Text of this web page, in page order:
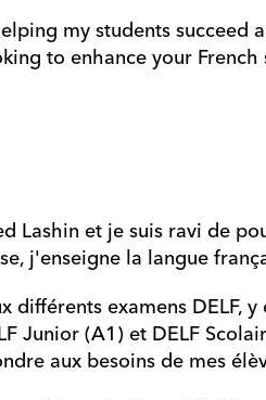
my students
to enhance your
Lashin et je suis ravi de
j'enseigne la langue
différents examens DELF,
Junior (A1) et DELF
aux besoins de mes